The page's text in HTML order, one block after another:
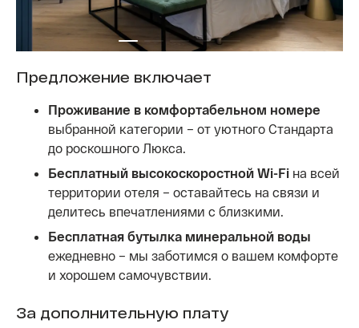
Предложение включает
Проживание в комфортабельном номере
выбранной категории – от уютного Стандарта
до роскошного Люкса.
Бесплатный высокоскоростной Wi-Fi на всей
территории отеля – оставайтесь на связи и
делитесь впечатлениями с близкими.
Бесплатная бутылка минеральной воды
ежедневно – мы заботимся о вашем комфорте
и хорошем самочувствии.
За дополнительную плату